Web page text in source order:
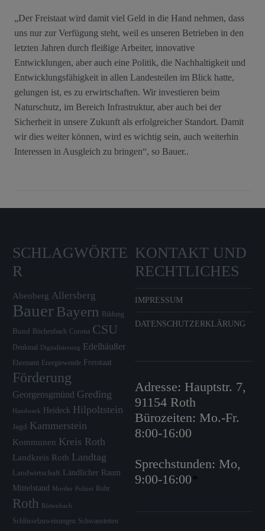
„Der Freistaat wird damit viel Geld in die Hand nehmen, dass
uns nur zur Verfügung steht, weil es unseren Betrieben in den
letzten Jahren durch fleißige Arbeiter, innovative
Entwicklungen, aber auch eine Politik, die Nachhaltigkeit und
Entwicklungsfähigkeit in allen Landesteilen im Blick hatte,
gelungen ist, es zu erwirtschaften. Wir investieren beim
Naturschutz, im Bereich Infrastruktur, aber auch bei der
Sicherheit in unsere Zukunft als erfolgreicher Standort. Damit
wir dies weiter können, wird es wichtig sein, auch weiterhin
Interessen in Ausgleich zu bringen“, so Bauer..
SCHLAGWÖRTE
R
Abenberg Allersberg
Bauer Bayern Bildung
Bund Büchenbach Corona CSU
Denkmal Digitalisierung Edelhäußer
Ehrenamt Energiewende Freistaat
Förderung
Georgensgmünd Greding
Handwerk Heideck Hilpoltstein
Jagd Kammerstein
Kommunen Kreis Roth
Landkreis Roth Landtag
Landwirtschaft Ländlicher Raum
Mittelstand Mortler Polizei Rohr
Roth Röttenbach
Schlüsselzuweisungen Schwanstetten
KONTAKT UND
RECHTLICHES
IMPRESSUM
DATENSCHUTZERKLÄRUNG
Adresse: Hauptstr. 7,
91154 Roth
Bürozeiten: Mo.-Fr.
8:00-16:00
Sprechstunden: Mo,
9:00-16:00*